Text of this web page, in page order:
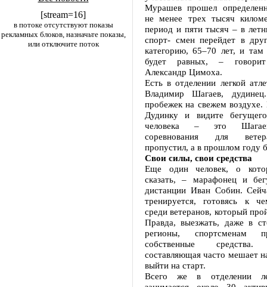
[stream=16]
в потоке отсутствуют показы
рекламных блоков, назначьте показы,
или отключите поток
Мурашев прошел
не менее трех тысяч
период и пяти тысяч – в
спорт- смен перейдет в
категорию, 65–70 лет, и
будет равных, –
Александр Цимоха.
Есть в отделении легкой
Владимир Шагаев,
пробежек на свежем воздухе.
Дудинку и видите
человека – это
соревнования для
пропустил, а в прошлом году
Свои силы, свои средства
Еще один человек, о
сказать, – марафонец и
дистанции Иван Собин.
тренируется, готовясь к
среди ветеранов, который
Правда, выезжать, даже в
регионы, спортсменам
собственные средства.
составляющая часто мешает
выйти на старт.
Всего же в отделении